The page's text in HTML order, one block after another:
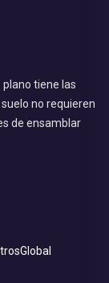
plano tiene las
no requieren
de ensamblar
Global